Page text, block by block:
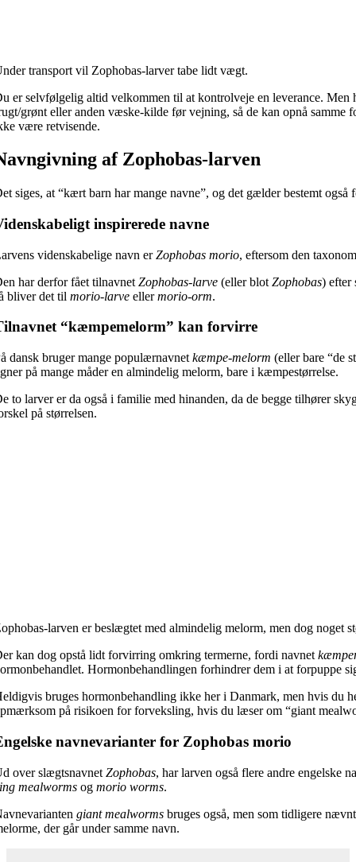
transport vil Zophobas-larver tabe lidt vægt.
er selvfølgelig altid velkommen til at kontrolveje en leverance.
grønt eller anden væske-kilde før vejning, så de kan opnå samme
være retvisende.
af Zophobas-larven
siges, at “kært barn har mange navne”, og det gælder bestemt
inspirerede navne
videnskabelige navn erZophobas morio, eftersom den
har derfor fået tilnavnet Zophobas-larve(eller blot Zophobas) efter
bliver det til morio-larveellermorio-orm.
“kæmpemelorm” kan forvirre
dansk bruger mange populærnavnet kæmpe-melorm (eller bare “de
på mange måder en almindelig melorm, bare i kæmpestørrelse.
to larver er da også i familie med hinanden, da de begge tilhører
på størrelsen.
larven er beslægtet med almindelig melorm, men dog noget
kan dog opstå lidt forvirring omkring termerne, fordi navnet
Hormonbehandlingen forhindrer dem i at forpuppe
bruges hormonbehandling ikke her i Danmark, men hvis du
på risikoen for forveksling, hvis du læser om “giant
navnevarianter for Zophobas morio
over slægtsnavnet Zophobas, har larven også flere andre engelske
mealwormsog morio worms.
giant mealwormsbruges også, men som tidligere
der går under samme navn.